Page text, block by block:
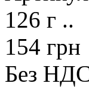
126 г ..
154 грн
Без